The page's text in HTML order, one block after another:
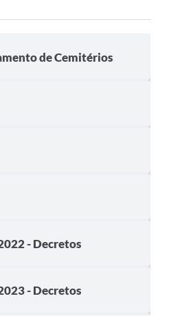
de Cemitérios
- Decretos
- Decretos